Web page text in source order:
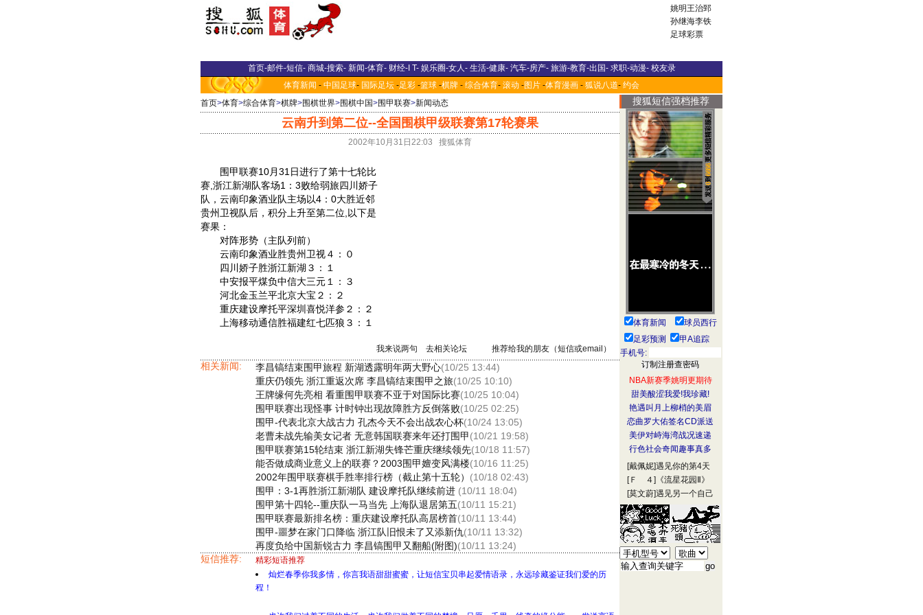
姚明王治郅
孙继海李铁
足球彩票
首页-邮件-短信- 商城-搜索- 新闻-体育- 财经-I T- 娱乐圈-女人- 生活-健康- 汽车-房产- 旅游-教育-出国- 求职-动漫- 校友录
体育新闻 - 中国足球- 国际足坛 -足彩 -篮球 -棋牌 - 综合体育- 滚动 -图片 -体育漫画 - 狐说八道- 约会
首页>体育>综合体育>棋牌>围棋世界>围棋中国>围甲联赛>新闻动态
云南升到第二位--全国围棋甲级联赛第17轮赛果
2002年10月31日22:03 搜狐体育
围甲联赛10月31日进行了第十七轮比
赛,浙江新湖队客场1：3败给弱旅四川娇子
队，云南印象酒业队主场以4：0大胜近邻
贵州卫视队后，积分上升至第二位,以下是
赛果：
对阵形势（主队列前）
云南印象酒业胜贵州卫视４：０
四川娇子胜浙江新湖３：１
中安报平煤负中信大三元１：３
河北金玉兰平北京大宝２：２
重庆建设摩托平深圳喜悦洋参２：２
上海移动通信胜福建红七匹狼３：１
我来说两句 去相关论坛 推荐给我的朋友（短信或email）
相关新闻: 李昌镐结束围甲旅程 新湖透露明年两大野心(10/25 13:44)
重庆仍领先 浙江重返次席 李昌镐结束围甲之旅(10/25 10:10)
王牌缘何先亮相 看重围甲联赛不亚于对国际比赛(10/25 10:04)
围甲联赛出现怪事 计时钟出现故障胜方反倒落败(10/25 02:25)
围甲-代表北京大战古力 孔杰今天不会出战农心杯(10/24 13:05)
老曹未战先输美女记者 无意韩国联赛来年还打围甲(10/21 19:58)
围甲联赛第15轮结束 浙江新湖失锋芒重庆继续领先(10/18 11:57)
能否做成商业意义上的联赛？2003围甲嬗变风满楼(10/16 11:25)
2002年围甲联赛棋手胜率排行榜（截止第十五轮） (10/18 02:43)
围甲：3-1再胜浙江新湖队 建设摩托队继续前进 (10/11 18:04)
围甲第十四轮--重庆队一马当先 上海队退居第五(10/11 15:21)
围甲联赛最新排名榜：重庆建设摩托队高居榜首(10/11 13:44)
围甲-噩梦在家门口降临 浙江队旧恨未了又添新仇(10/11 13:32)
再度负给中国新锐古力 李昌镐围甲又翻船(附图)(10/11 13:24)
短信推荐:
精彩短语推荐
灿烂春季你我多情，你言我语甜甜蜜蜜，让短信宝贝串起爱情语录，永远珍藏鉴证我们爱的历
程！
搜狐短信强档推荐
体育新闻
球员西行
足彩预测
甲A追踪
手机号:
NBA新赛季姚明更期待
甜美酸涩我爱!我珍藏!
艳遇叫月上柳梢的美眉
恋曲罗大佑签名CD派送
美伊对峙海湾战况速递
行色社会奇闻趣事真多
[戴佩妮]遇见你的第4天
[Ｆ ４] 《流星花园Ⅱ》
[莫文蔚]遇见另一个自己